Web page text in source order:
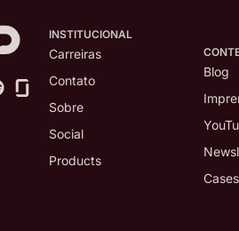
INSTITUCIONAL
Carreiras
Contato
Sobre
Social
Products
Blog
Cases